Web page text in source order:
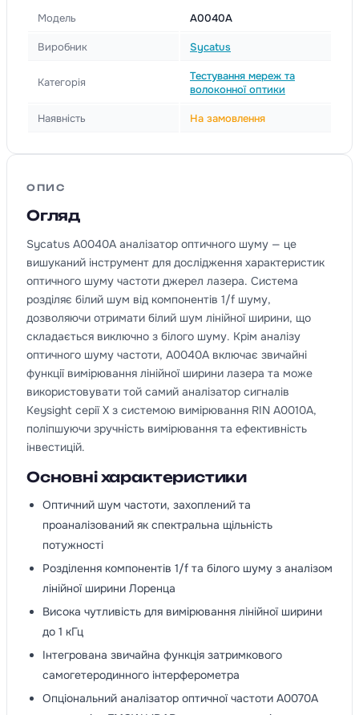
Модель A0040A
Виробник Sycatus
Категорія
Тестування мереж та
волоконної оптики
Наявність На замовлення
ОПИС
Огляд
Sycatus A0040A аналізатор оптичного шуму — це
вишуканий інструмент для дослідження характеристик
оптичного шуму частоти джерел лазера. Система
розділяє білий шум від компонентів 1/f шуму,
дозволяючи отримати білий шум лінійної ширини, що
складається виключно з білого шуму. Крім аналізу
оптичного шуму частоти, A0040A включає звичайні
функції вимірювання лінійної ширини лазера та може
використовувати той самий аналізатор сигналів
Keysight серії X з системою вимірювання RIN A0010A,
поліпшуючи зручність вимірювання та ефективність
інвестицій.
Основні характеристики
Оптичний шум частоти, захоплений та
проаналізований як спектральна щільність
потужності
Розділення компонентів 1/f та білого шуму з аналізом
лінійної ширини Лоренца
Висока чутливість для вимірювання лінійної ширини
до 1 кГц
Інтегрована звичайна функція затримкового
самогетеродинного інтерферометра
Опціональний аналізатор оптичної частоти A0070A